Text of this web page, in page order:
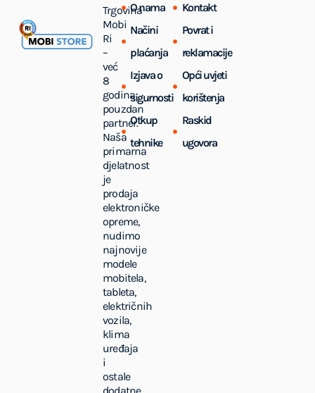
Trgovina
Mobi
Ri
–
već
8
godina
pouzdan
partner.
Naša
primarna
djelatnost
je
prodaja
elektroničke
opreme,
nudimo
najnovije
modele
mobitela,
tableta,
električnih
vozila,
klima
uređaja
i
ostale
O nama
Kontakt
Načini
plaćanja
Povrat i
reklamacije
Izjava o
sigurnosti
Opći uvjeti
korištenja
Otkup
tehnike
Raskid
ugovora